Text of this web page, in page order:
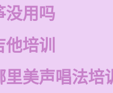
没用吗
培训
里美声唱法培